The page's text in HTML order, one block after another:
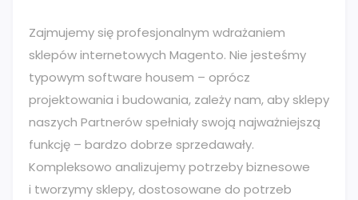
Zajmujemy się profesjonalnym wdrażaniem
sklepów internetowych Magento. Nie jesteśmy
typowym software housem – oprócz
projektowania i budowania, zależy nam, aby sklepy
naszych Partnerów spełniały swoją najważniejszą
funkcję – bardzo dobrze sprzedawały.
Kompleksowo analizujemy potrzeby biznesowe
i tworzymy sklepy, dostosowane do potrzeb